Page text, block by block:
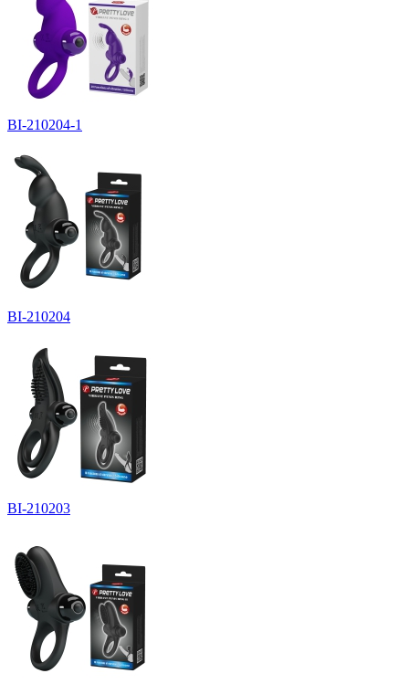
BI-210204-1
BI-210204
BI-210203